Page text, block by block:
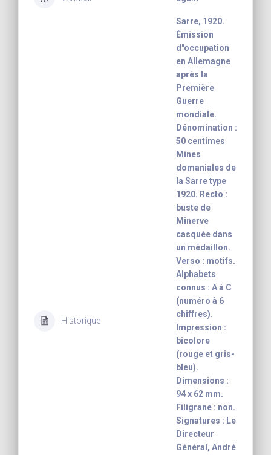
Historique
Sarre, 1920.
Émission
d"occupation
en Allemagne
après la
Première
Guerre
mondiale.
Dénomination :
50 centimes
Mines
domaniales de
la Sarre type
1920. Recto :
buste de
Minerve
casquée dans
un médaillon.
Verso : motifs.
Alphabets
connus : A à C
(numéro à 6
chiffres).
Impression :
bicolore
(rouge et gris-
bleu).
Dimensions :
94 x 62 mm.
Filigrane : non.
Signatures : Le
Directeur
Général, André